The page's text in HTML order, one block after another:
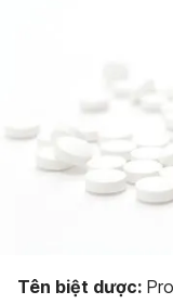
Tên biệt dược: